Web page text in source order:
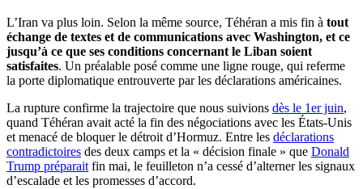
L’Iran va plus loin. Selon la même source, Téhéran a mis fin à tout
échange de textes et de communications avec Washington, et ce
jusqu’à ce que ses conditions concernant le Liban soient
satisfaites. Un préalable posé comme une ligne rouge, qui referme
la porte diplomatique entrouverte par les déclarations américaines.
La rupture confirme la trajectoire que nous suivions dès le 1er juin,
quand Téhéran avait acté la fin des négociations avec les États-Unis
et menacé de bloquer le détroit d’Hormuz. Entre les déclarations
contradictoires des deux camps et la « décision finale » que Donald
Trump préparaitfin mai, le feuilleton n’a cessé d’alterner les signaux
d’escalade et les promesses d’accord.